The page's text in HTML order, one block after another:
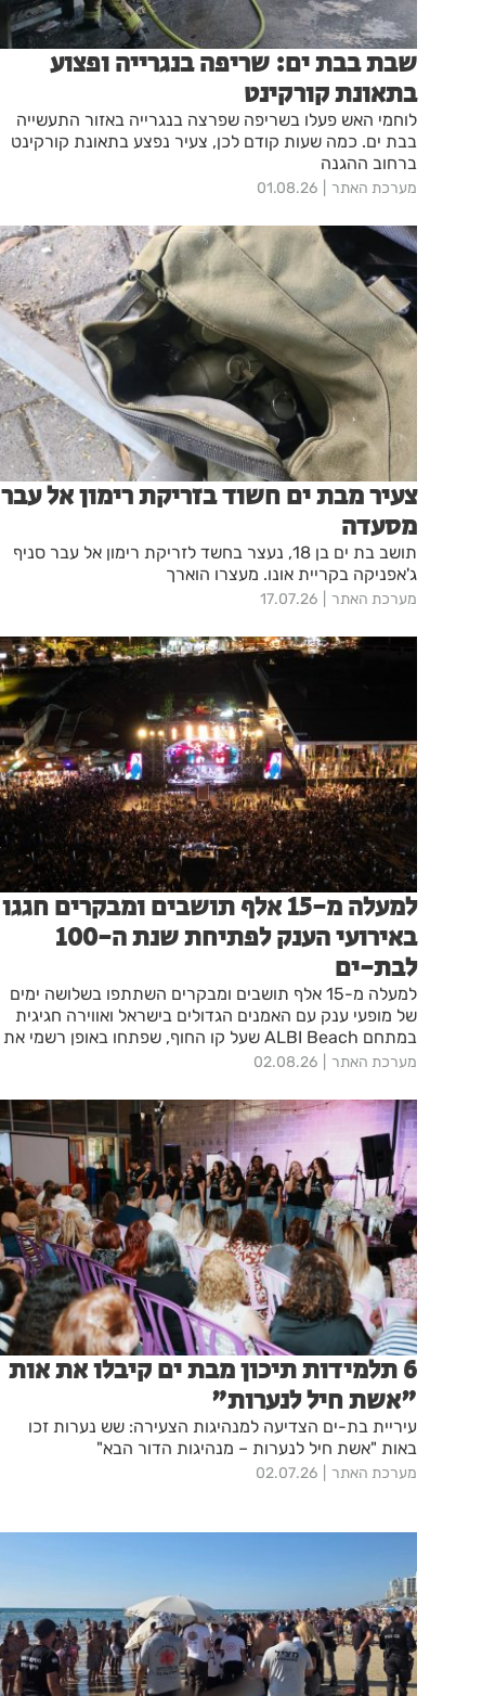
שבת בבת ים: שריפה בנגרייה ופצוע
בתאונת קורקינט
לוחמי האש פעלו בשריפה שפרצה בנגרייה באזור התעשייה
בבת ים. כמה שעות קודם לכן, צעיר נפצע בתאונת קורקינט
ברחוב ההגנה
מערכת האתר 01.08.26
צעיר מבת ים חשוד בזריקת רימון אל עבר
מסעדה
תושב בת ים בן 18, נעצר בחשד לזריקת רימון אל עבר סניף
ג'אפניקה בקריית אונו. מעצרו הוארך
מערכת האתר 17.07.26
למעלה מ-15 אלף תושבים ומבקרים חגגו
באירועי הענק לפתיחת שנת ה-100
לבת-ים
למעלה מ-15 אלף תושבים ומבקרים השתתפו בשלושה ימים
של מופעי ענק עם האמנים הגדולים בישראל ואווירה חגיגית
במתחם ALBI Beach שעל קו החוף, שפתחו באופן רשמי את
חגיגות המאה לעיר.
מערכת האתר 02.08.26
6 תלמידות תיכון מבת ים קיבלו את אות
"אשת חיל לנערות"
עיריית בת-ים הצדיעה למנהיגות הצעירה: שש נערות זכו
באות "אשת חיל לנערות – מנהיגות הדור הבא"
מערכת האתר 02.07.26